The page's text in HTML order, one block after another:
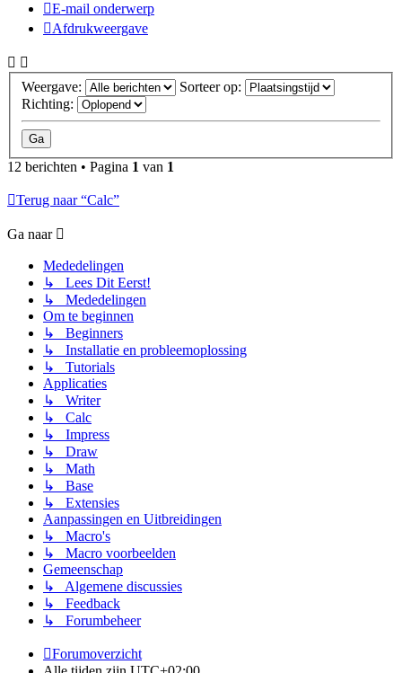
E-mail onderwerp
Afdrukweergave
Weergave:
Sorteer op:
Richting:
12 berichten • Pagina 1 van 1
Terug naar “Calc”
Ga naar
Mededelingen
↳ Lees Dit Eerst!
↳ Mededelingen
Om te beginnen
↳ Beginners
↳ Installatie en probleemoplossing
↳ Tutorials
Applicaties
↳ Writer
↳ Calc
↳ Impress
↳ Draw
↳ Math
↳ Base
↳ Extensies
Aanpassingen en Uitbreidingen
↳ Macro's
↳ Macro voorbeelden
Gemeenschap
↳ Algemene discussies
↳ Feedback
↳ Forumbeheer
Forumoverzicht